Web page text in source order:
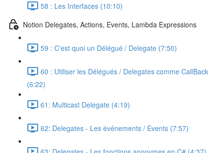
58 : Les Interfaces (10:10)
Notion Delegates, Actions, Events, Lambda Expressions
59 : C'est quoi un Délégué / Delegate (7:50)
60 : Utiliser les Délégués / Delegates comme CallBack
(6:22)
61: Multicast Delegate (4:19)
62: Delegates - Les événements / Events (7:57)